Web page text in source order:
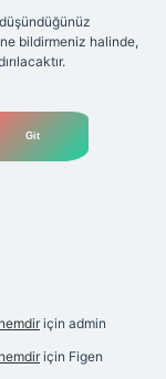
bildirmeniz halinde,
için admin
için Figen